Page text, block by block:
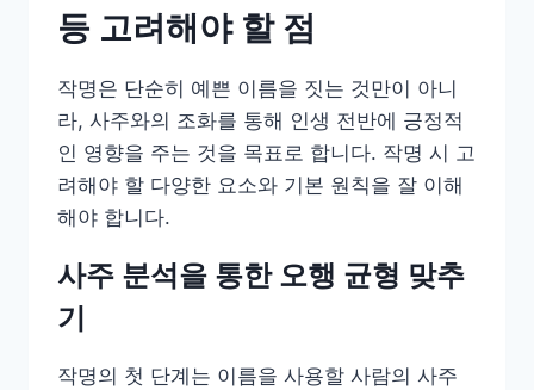
등 고려해야 할 점
작명은 단순히 예쁜 이름을 짓는 것만이 아니
라, 사주와의 조화를 통해 인생 전반에 긍정적
인 영향을 주는 것을 목표로 합니다. 작명 시 고
려해야 할 다양한 요소와 기본 원칙을 잘 이해
해야 합니다.
사주 분석을 통한 오행 균형 맞추
기
작명의 첫 단계는 이름을 사용할 사람의 사주